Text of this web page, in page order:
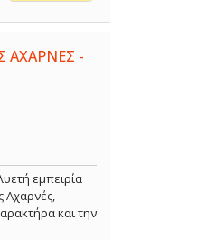
ΑΧΑΡΝΕΣ -
εμπειρία
Αχαρνές,
και την